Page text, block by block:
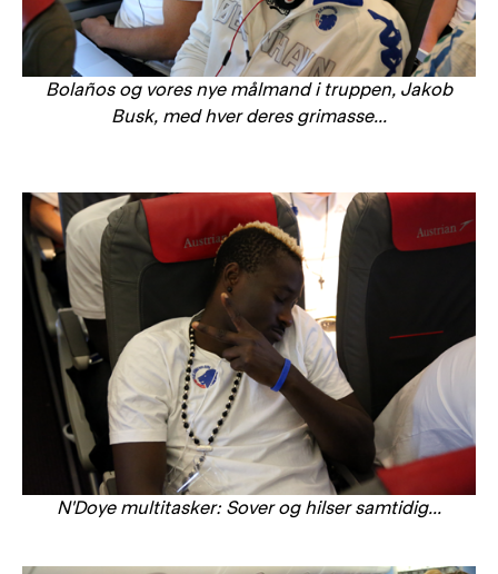
Bolaños og vores nye målmand i truppen, Jakob
Busk, med hver deres grimasse...
N'Doye multitasker: Sover og hilser samtidig...